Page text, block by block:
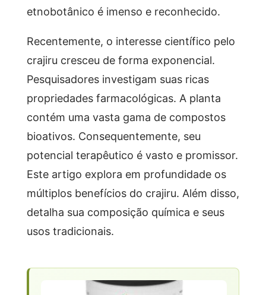
etnobotânico é imenso e reconhecido.
Recentemente, o interesse científico pelo
crajiru cresceu de forma exponencial.
Pesquisadores investigam suas ricas
propriedades farmacológicas. A planta
contém uma vasta gama de compostos
bioativos. Consequentemente, seu
potencial terapêutico é vasto e promissor.
Este artigo explora em profundidade os
múltiplos benefícios do crajiru. Além disso,
detalha sua composição química e seus
usos tradicionais.